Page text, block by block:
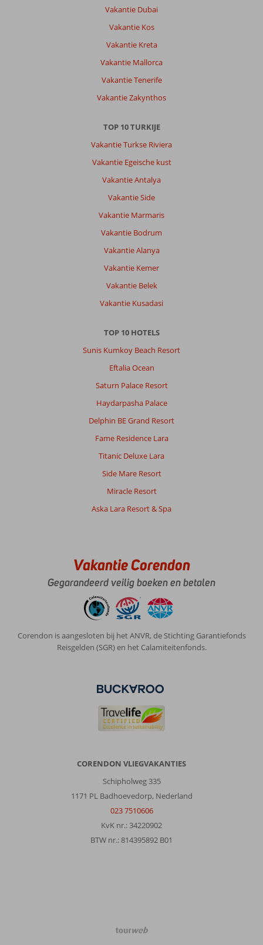
Vakantie Dubai
Vakantie Kos
Vakantie Kreta
Vakantie Mallorca
Vakantie Tenerife
Vakantie Zakynthos
TOP 10 TURKIJE
Vakantie Turkse Riviera
Vakantie Egeische kust
Vakantie Antalya
Vakantie Side
Vakantie Marmaris
Vakantie Bodrum
Vakantie Alanya
Vakantie Kemer
Vakantie Belek
Vakantie Kusadasi
TOP 10 HOTELS
Sunis Kumkoy Beach Resort
Eftalia Ocean
Saturn Palace Resort
Haydarpasha Palace
Delphin BE Grand Resort
Fame Residence Lara
Titanic Deluxe Lara
Side Mare Resort
Miracle Resort
Aska Lara Resort & Spa
Vakantie Corendon
Gegarandeerd veilig boeken en betalen
Corendon is aangesloten bij het ANVR, de Stichting Garantiefonds
Reisgelden (SGR) en het Calamiteitenfonds.
CORENDON VLIEGVAKANTIES
Schipholweg 335
1171 PL Badhoevedorp, Nederland
023 7510606
KvK nr.: 34220902
BTW nr.: 814395892 B01
TourWeb